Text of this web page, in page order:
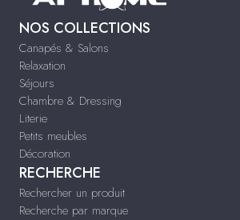
NOS COLLECTIONS
Canapés & Salons
Relaxation
Séjours
Chambre & Dressing
Literie
Petits meubles
Décoration
RECHERCHE
Rechercher un produit
Recherche par marque